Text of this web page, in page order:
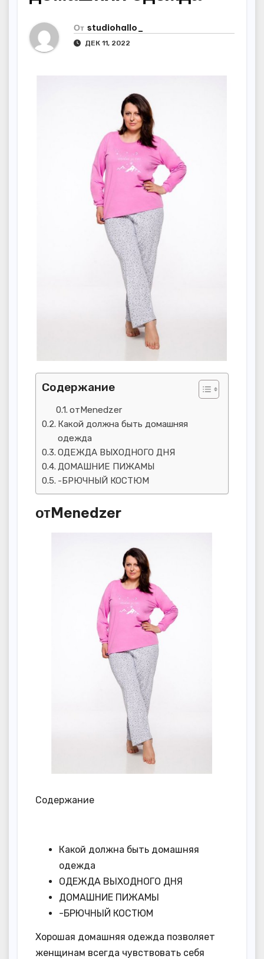
От studiohallo_
ДЕК 11, 2022
Содержание
отMenedzer
Какой должна быть домашняя
одежда
ОДЕЖДА ВЫХОДНОГО ДНЯ
ДОМАШНИЕ ПИЖАМЫ
-БРЮЧНЫЙ КОСТЮМ
отMenedzer
Содержание
Какой должна быть домашняя
одежда
ОДЕЖДА ВЫХОДНОГО ДНЯ
ДОМАШНИЕ ПИЖАМЫ
-БРЮЧНЫЙ КОСТЮМ
Хорошая домашняя одежда позволяет
женщинам всегда чувствовать себя